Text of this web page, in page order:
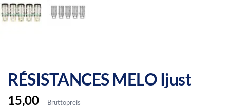
RÉSISTANCES MELO Ijust
15,00 Bruttopreis